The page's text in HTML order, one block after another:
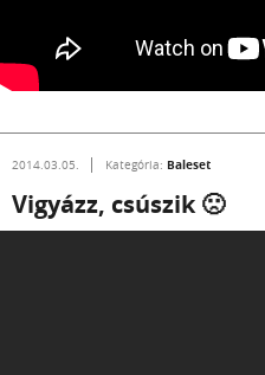
2014.03.05. Kategória: Baleset
Vigyázz, csúszik 🙁